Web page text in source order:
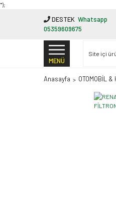
"');
DESTEK Whatsapp
05359609675
MENÜ
Anasayfa OTOMOBİL &